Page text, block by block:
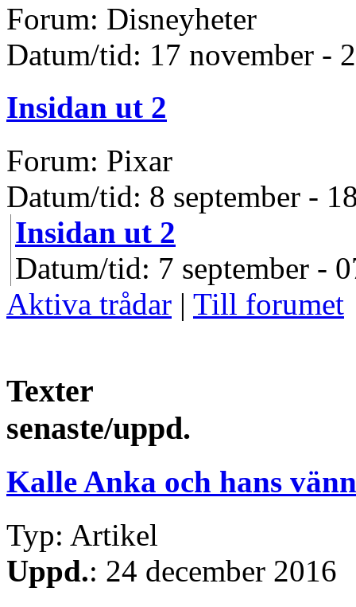
Forum: Disneyheter
Datum/tid: 17 november -
Insidan ut 2
Forum: Pixar
Datum/tid: 8 september -
Insidan ut 2
Datum/tid: 7 september -
Aktiva trådar | Till forumet
Texter
senaste/uppd.
Kalle Anka och hans
Typ: Artikel
Uppd.: 24 december 2016